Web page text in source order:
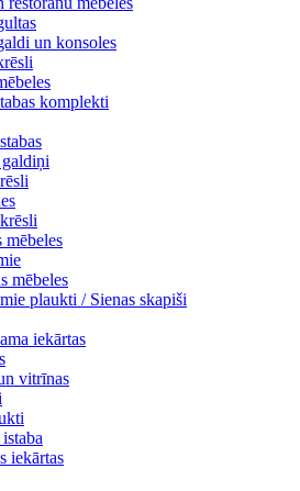
un konsoles
komplekti
mēbeles
mēbeles
plaukti / Sienas skapiši
iekārtas
vitrīnas
iekārtas